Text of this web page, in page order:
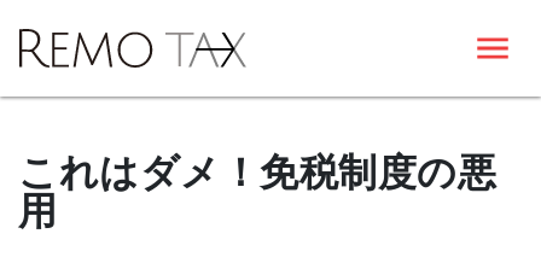
これはダメ！免税制度の悪
用